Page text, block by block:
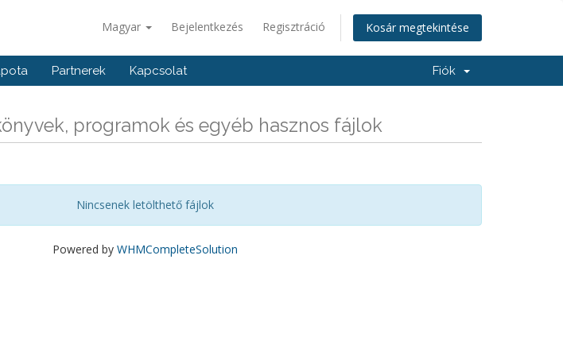
Magyar Bejelentkezés Regisztráció Kosár megtekintése
Partnerek Kapcsolat Fiók
programok és egyéb hasznos fájlok
Nincsenek letölthető fájlok
Powered by WHMCompleteSolution